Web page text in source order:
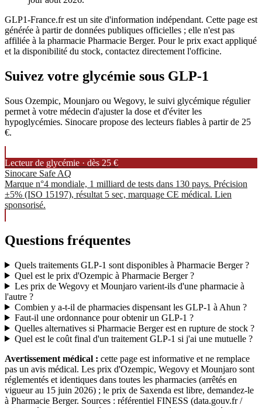
GLP1-France.fr est un site d'information indépendant. Cette page est
générée à partir de données publiques officielles ; elle n'est pas
affiliée à la pharmacie Pharmacie Berger. Pour le prix exact appliqué
et la disponibilité du stock, contactez directement l'officine.
Suivez votre glycémie sous GLP-1
Sous Ozempic, Mounjaro ou Wegovy, le suivi glycémique régulier
permet à votre médecin d'ajuster la dose et d'éviter les
hypoglycémies. Sinocare propose des lecteurs fiables à partir de 25
€.
Lecteur de glycémie · dès 25 €
Sinocare Safe AQ
Marque n°4 mondiale, 1 milliard de tests dans 130 pays. Précision
±5% (ISO 15197), résultat 5 sec, marquage CE médical. Lien
sponsorisé.
Questions fréquentes
Quels traitements GLP-1 sont disponibles à Pharmacie Berger ?
Quel est le prix d'Ozempic à Pharmacie Berger ?
Les prix de Wegovy et Mounjaro varient-ils d'une pharmacie à
l'autre ?
Combien y a-t-il de pharmacies dispensant les GLP-1 à Ahun ?
Faut-il une ordonnance pour obtenir un GLP-1 ?
Quelles alternatives si Pharmacie Berger est en rupture de stock ?
Quel est le coût final d'un traitement GLP-1 si j'ai une mutuelle ?
Avertissement médical : cette page est informative et ne remplace
pas un avis médical. Les prix d'Ozempic, Wegovy et Mounjaro sont
réglementés et identiques dans toutes les pharmacies (arrêtés en
vigueur au 15 juin 2026) ; le prix de Saxenda est libre, demandez-le
à Pharmacie Berger. Sources : référentiel FINESS (data.gouv.fr /